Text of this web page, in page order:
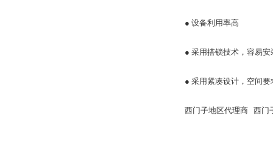
● 设备利用率高
● 采用搭锁技术，容易安
● 采用紧凑设计，空间要
西门子地区代理商 西门